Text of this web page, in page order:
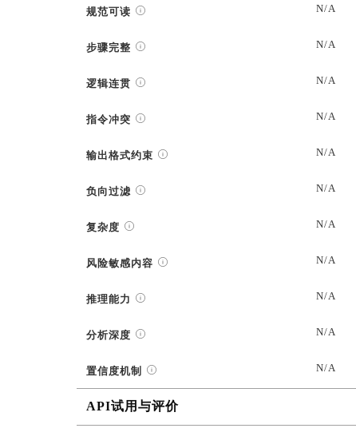
规范可读 N/A
步骤完整 N/A
逻辑连贯 N/A
指令冲突 N/A
输出格式约束 N/A
负向过滤 N/A
复杂度 N/A
风险敏感内容 N/A
推理能力 N/A
分析深度 N/A
置信度机制 N/A
API试用与评价